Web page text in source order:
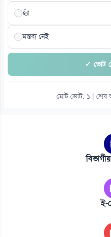
হ্যাঁ
মন্তব্য নেই
✓ ভোট
মোট ভোট: ১ | শেষ
ই-